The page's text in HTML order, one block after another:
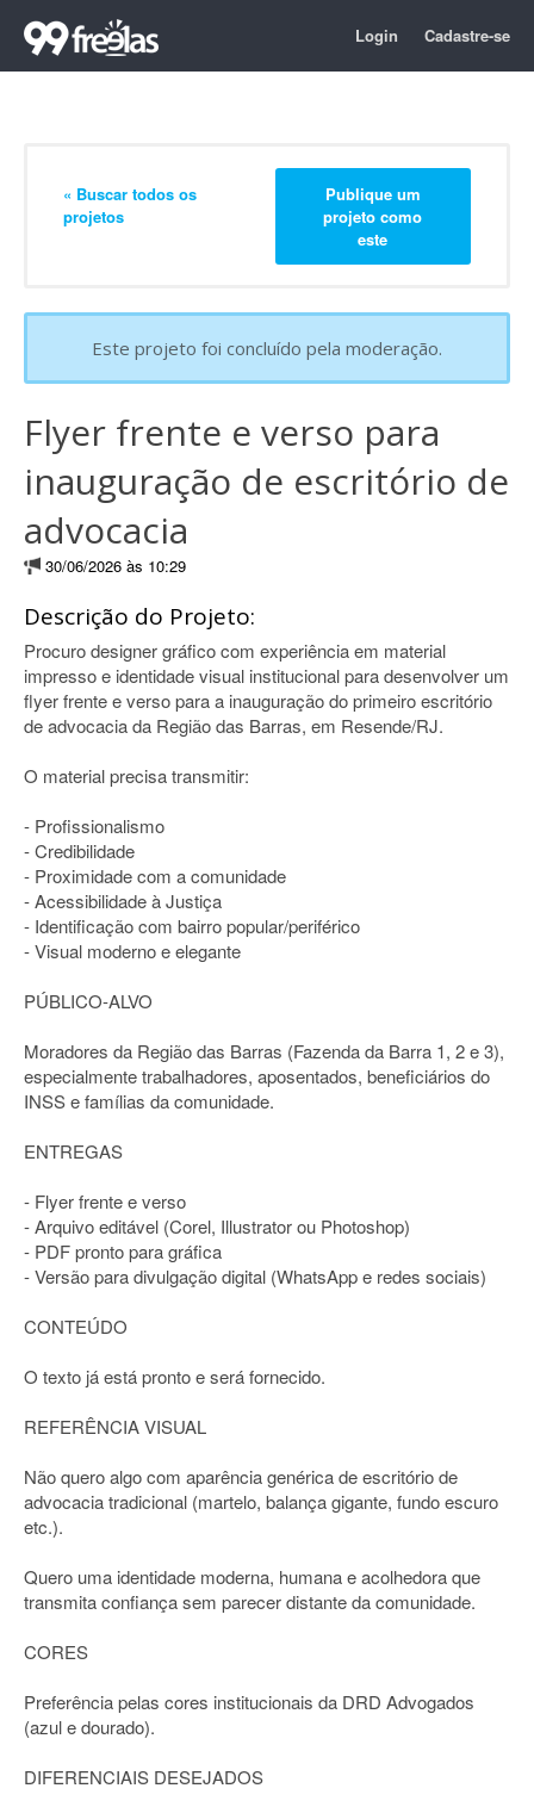
Login Cadastre-se
« Buscar todos os
projetos
Publique um
projeto como
este
Este projeto foi concluído pela moderação.
Flyer frente e verso para
inauguração de escritório de
advocacia
30/06/2026 às 10:29
Descrição do Projeto:
Procuro designer gráfico com experiência em material
impresso e identidade visual institucional para desenvolver um
flyer frente e verso para a inauguração do primeiro escritório
de advocacia da Região das Barras, em Resende/RJ.
O material precisa transmitir:
- Profissionalismo
- Credibilidade
- Proximidade com a comunidade
- Acessibilidade à Justiça
- Identificação com bairro popular/periférico
- Visual moderno e elegante
PÚBLICO-ALVO
Moradores da Região das Barras (Fazenda da Barra 1, 2 e 3),
especialmente trabalhadores, aposentados, beneficiários do
INSS e famílias da comunidade.
ENTREGAS
- Flyer frente e verso
- Arquivo editável (Corel, Illustrator ou Photoshop)
- PDF pronto para gráfica
- Versão para divulgação digital (WhatsApp e redes sociais)
CONTEÚDO
O texto já está pronto e será fornecido.
REFERÊNCIA VISUAL
Não quero algo com aparência genérica de escritório de
advocacia tradicional (martelo, balança gigante, fundo escuro
etc.).
Quero uma identidade moderna, humana e acolhedora que
transmita confiança sem parecer distante da comunidade.
CORES
Preferência pelas cores institucionais da DRD Advogados
(azul e dourado).
DIFERENCIAIS DESEJADOS